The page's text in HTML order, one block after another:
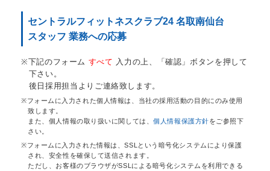
セントラルフィットネスクラブ24 名取南仙台
スタッフ 業務への応募
下記のフォーム すべて 入力の上、「確認」ボタンを押して
下さい。
後日採用担当よりご連絡致します。
フォームに入力された個人情報は、当社の採用活動の目的にのみ使用
致します。
また、個人情報の取り扱いに関しては、個人情報保護方針をご参照下
さい。
フォームに入力された情報は、SSLという暗号化システムにより保護
され、安全性を確保して送信されます。
ただし、お客様のブラウザがSSLによる暗号化システムを利用できる